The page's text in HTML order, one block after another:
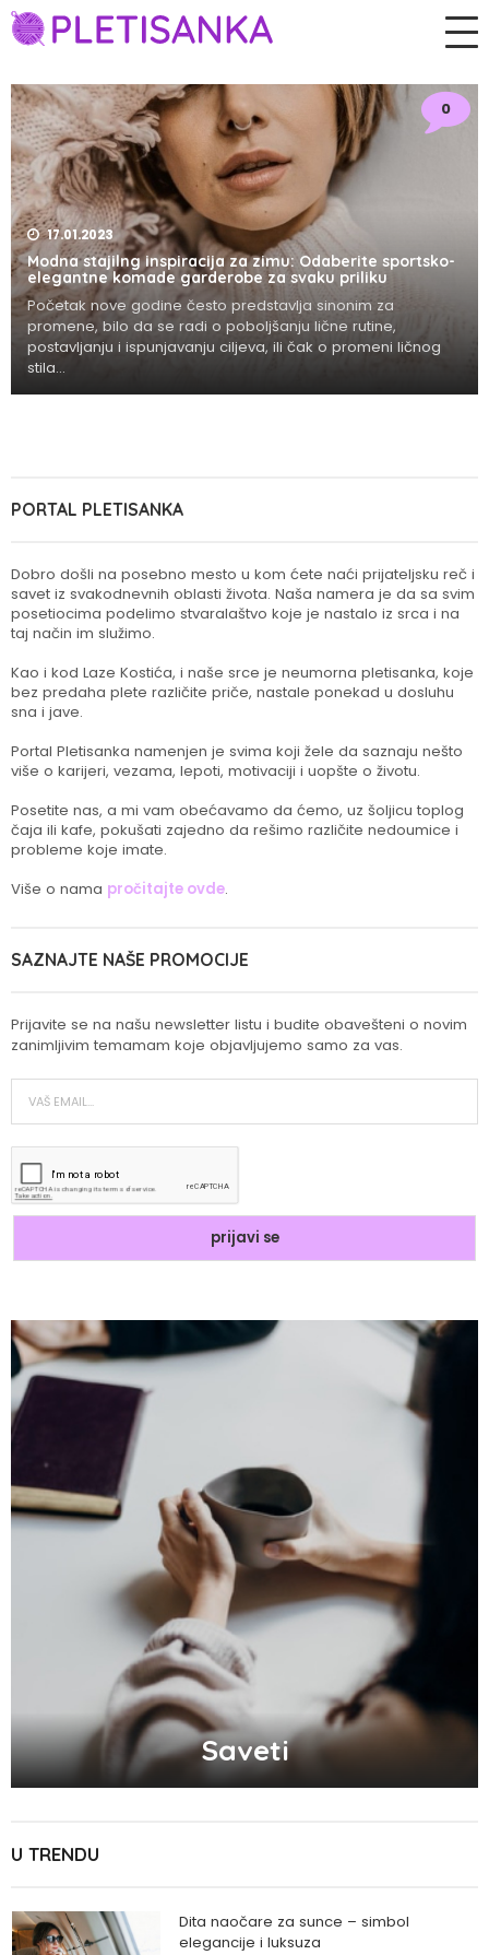
0
17.01.2023
Modna stajilng inspiracija za zimu: Odaberite sportsko-
elegantne komade garderobe za svaku priliku
Početak nove godine često predstavlja sinonim za
promene, bilo da se radi o poboljšanju lične rutine,
postavljanju i ispunjavanju ciljeva, ili čak o promeni ličnog
stila...
PORTAL PLETISANKA
Dobro došli na posebno mesto u kom ćete naći prijateljsku reč i
savet iz svakodnevnih oblasti života. Naša namera je da sa svim
posetiocima podelimo stvaralaštvo koje je nastalo iz srca i na
taj način im služimo.
Kao i kod Laze Kostića, i naše srce je neumorna pletisanka, koje
bez predaha plete različite priče, nastale ponekad u dosluhu
sna i jave.
Portal Pletisanka namenjen je svima koji žele da saznaju nešto
više o karijeri, vezama, lepoti, motivaciji i uopšte o životu.
Posetite nas, a mi vam obećavamo da ćemo, uz šoljicu toplog
čaja ili kafe, pokušati zajedno da rešimo različite nedoumice i
probleme koje imate.
Više o nama pročitajte ovde.
SAZNAJTE NAŠE PROMOCIJE
Prijavite se na našu newsletter listu i budite obavešteni o novim
zanimljivim temamam koje objavljujemo samo za vas.
Saveti
U TRENDU
Dita naočare za sunce – simbol
elegancije i luksuza